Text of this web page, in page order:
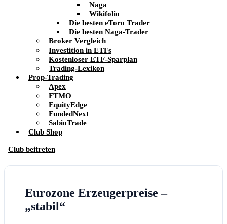
Naga
Wikifolio
Die besten eToro Trader
Die besten Naga-Trader
Broker Vergleich
Investition in ETFs
Kostenloser ETF-Sparplan
Trading-Lexikon
Prop-Trading
Apex
FTMO
EquityEdge
FundedNext
SabioTrade
Club Shop
Club beitreten
Eurozone Erzeugerpreise –
„stabil“